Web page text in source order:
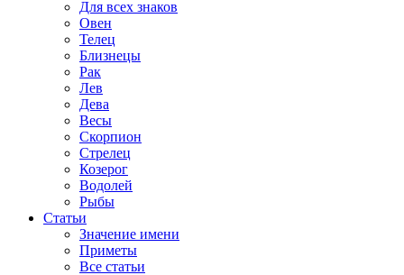
Для всех знаков
Овен
Телец
Близнецы
Рак
Лев
Дева
Весы
Скорпион
Стрелец
Козерог
Водолей
Рыбы
Статьи
Значение имени
Приметы
Все статьи